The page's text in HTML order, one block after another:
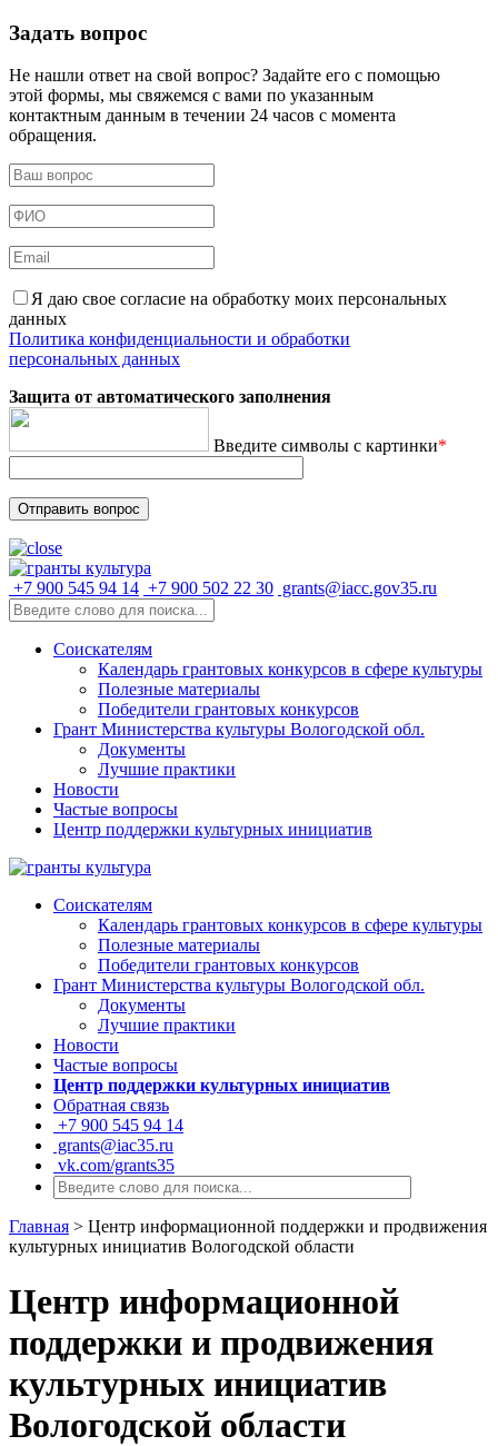
Задать вопрос
Не нашли ответ на свой вопрос? Задайте его с помощью
этой формы, мы свяжемся с вами по указанным
контактным данным в течении 24 часов с момента
обращения.
Я даю свое согласие на обработку моих персональных
данных
Политика конфиденциальности и обработки
персональных данных
Защита от автоматического заполнения
Введите символы с картинки*
+7 900 545 94 14 +7 900 502 22 30 grants@iacc.gov35.ru
Соискателям
Календарь грантовых конкурсов в сфере культуры
Полезные материалы
Победители грантовых конкурсов
Грант Министерства культуры Вологодской обл.
Документы
Лучшие практики
Новости
Частые вопросы
Центр поддержки культурных инициатив
Соискателям
Календарь грантовых конкурсов в сфере культуры
Полезные материалы
Победители грантовых конкурсов
Грант Министерства культуры Вологодской обл.
Документы
Лучшие практики
Новости
Частые вопросы
Центр поддержки культурных инициатив
Обратная связь
+7 900 545 94 14
grants@iac35.ru
vk.com/grants35
Главная > Центр информационной поддержки и продвижения
культурных инициатив Вологодской области
Центр информационной
поддержки и продвижения
культурных инициатив
Вологодской области